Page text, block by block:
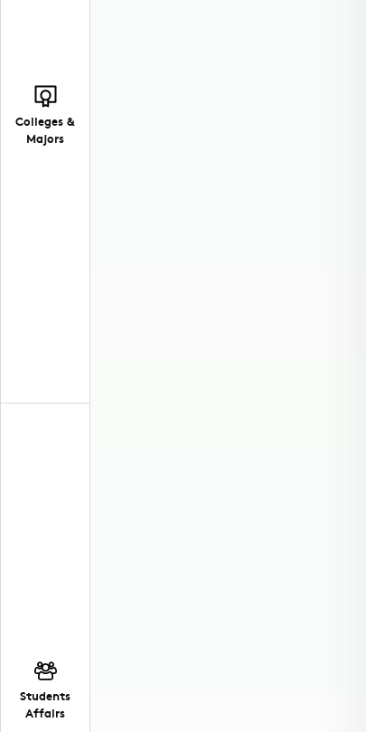
Colleges &
Majors
Students
Affairs